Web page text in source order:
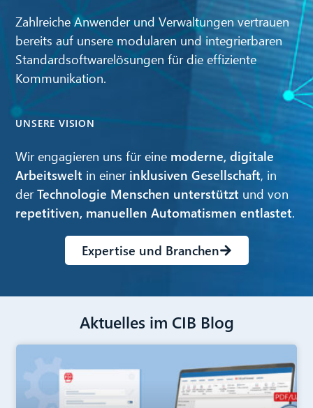
Zahlreiche Anwender und Verwaltungen vertrauen
bereits auf unsere modularen und integrierbaren
Standardsoftwarelösungen für die effiziente
Kommunikation.
UNSERE VISION
Wir engagieren uns für eine moderne, digitale
Arbeitswelt in einer inklusiven Gesellschaft, in
derTechnologie Menschen unterstützt und von
repetitiven, manuellen Automatismen entlastet.
Expertise und Branchen
Aktuelles im CIB Blog
CIB AI ChatBot
Hallo! Was kann ich für Sie tun?